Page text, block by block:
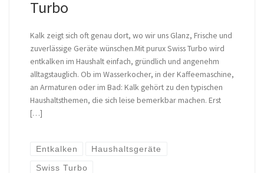
Turbo
Kalk zeigt sich oft genau dort, wo wir uns Glanz, Frische und
zuverlässige Geräte wünschen.Mit purux Swiss Turbo wird
entkalken im Haushalt einfach, gründlich und angenehm
alltagstauglich. Ob im Wasserkocher, in der Kaffeemaschine,
an Armaturen oder im Bad: Kalk gehört zu den typischen
Haushaltsthemen, die sich leise bemerkbar machen. Erst
[…]
Entkalken Haushaltsgeräte
Swiss Turbo